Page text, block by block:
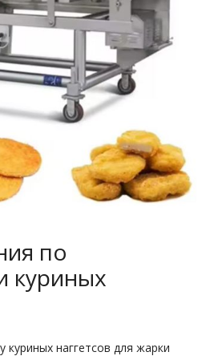
по
куриных
наггетсов для жарки